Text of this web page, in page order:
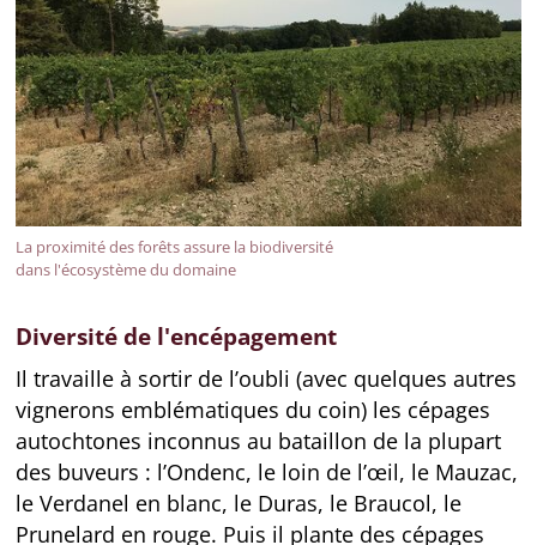
La proximité des forêts assure la biodiversité
dans l'écosystème du domaine
Diversité de l'encépagement
Il travaille à sortir de l’oubli (avec quelques autres
vignerons emblématiques du coin) les cépages
autochtones inconnus au bataillon de la plupart
des buveurs : l’Ondenc, le loin de l’œil, le Mauzac,
le Verdanel en blanc, le Duras, le Braucol, le
Prunelard en rouge. Puis il plante des cépages